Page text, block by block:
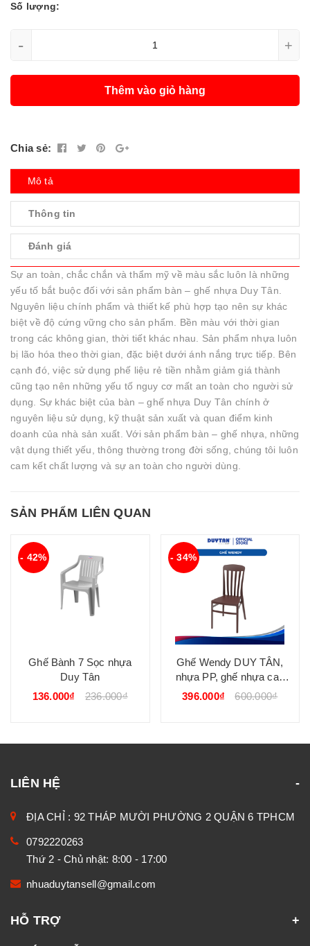
Số lượng:
- +
Thêm vào giỏ hàng
Chia sẻ:
Mô tả
Thông tin
Đánh giá
Sự an toàn, chắc chắn và thẩm mỹ về màu sắc luôn là những
yếu tố bắt buộc đối với sản phẩm bàn – ghế nhựa Duy Tân.
Nguyên liệu chính phẩm và thiết kế phù hợp tạo nên sự khác
biệt về độ cứng vững cho sản phẩm. Bền màu với thời gian
trong các không gian, thời tiết khác nhau. Sản phẩm nhựa luôn
bị lão hóa theo thời gian, đặc biệt dưới ánh nắng trực tiếp. Bên
cạnh đó, việc sử dụng phế liệu rẻ tiền nhằm giảm giá thành
cũng tạo nên những yếu tố nguy cơ mất an toàn cho người sử
dụng. Sự khác biệt của bàn – ghế nhựa Duy Tân chính ở
nguyên liệu sử dụng, kỹ thuật sản xuất và quan điểm kinh
doanh của nhà sản xuất. Với sản phẩm bàn – ghế nhựa, những
vật dụng thiết yếu, thông thường trong đời sống, chúng tôi luôn
cam kết chất lượng và sự an toàn cho người dùng.
SẢN PHẨM LIÊN QUAN
- 42%
Ghế Bành 7 Sọc nhựa
Duy Tân
136.000₫
236.000₫
- 34%
Ghế Wendy DUY TÂN,
nhựa PP, ghế nhựa cao
cấp công thái học, bền bỉ,
396.000₫ 600.000₫
LIÊN HỆ
ĐỊA CHỈ : 92 THÁP MƯỜI PHƯỜNG 2 QUẬN 6 TPHCM
0792220263
Thứ 2 - Chủ nhật: 8:00 - 17:00
nhuaduytansell@gmail.com
HỖ TRỢ